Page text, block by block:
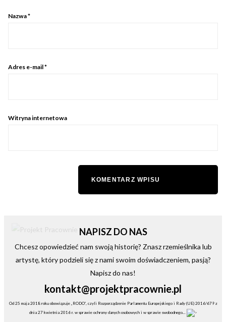
Nazwa*
Adres e-mail*
Witryna internetowa
NAPISZ DO NAS
Chcesz opowiedzieć nam swoją historię? Znasz rzemieślnika lub
artystę, który podzieli się z nami swoim doświadczeniem, pasją?
Napisz do nas!
kontakt@projektpracownie.pl
Od 25 maja 2018 roku obowiązuje „RODO”, czyli Rozporządzenie Parlamentu Europejskiego i Rady (UE) 2016/679 z
dnia 27 kwietnia 2016 r. w sprawie ochrony danych osobowych i w sprawie swobodnego...